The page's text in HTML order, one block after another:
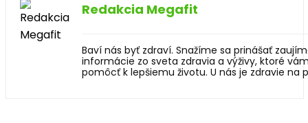
Redakcia Megafit
Baví nás byť zdraví. Snažíme sa prinášať
informácie zo sveta zdravia a výživy, ktoré
pomôcť k lepšiemu životu. U nás je zdravie na